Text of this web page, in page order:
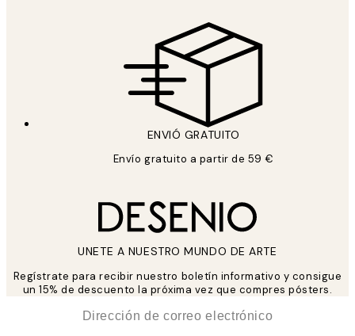
ENVIÓ GRATUITO
Envío gratuito a partir de 59 €
UNETE A NUESTRO MUNDO DE ARTE
Regístrate para recibir nuestro boletín informativo y consigue
un 15% de descuento la próxima vez que compres pósters.